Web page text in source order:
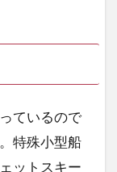
ているので
特殊小型船
ットスキー